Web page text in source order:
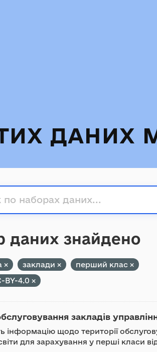
ДАНИХ
даних знайдено
заклади
перший клас
BY-4.0
закладів
інформацію щодо території
для зарахування у перші класи